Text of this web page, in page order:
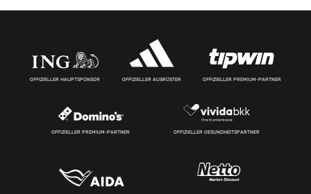
OFFIZIELLER HAUPTSPONSOR OFFIZIELLER AUSRÜSTER OFFIZIELLER PREMIUM-PARTNER
OFFIZIELLER PREMIUM-PARTNER OFFIZIELLER GESUNDHEITSPARTNER